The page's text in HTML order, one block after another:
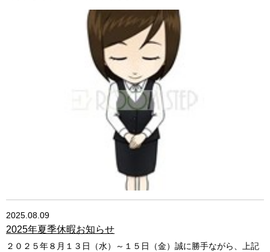
2025.08.09
2025年夏季休暇お知らせ
２０２５年８月１３日（水）～１５日（金）誠に勝手ながら、上記